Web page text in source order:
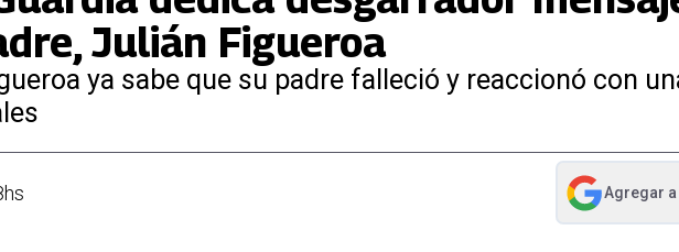
Julián Figueroa
ya sabe que su padre falleció y reaccionó con
Agregar a
abre en nueva